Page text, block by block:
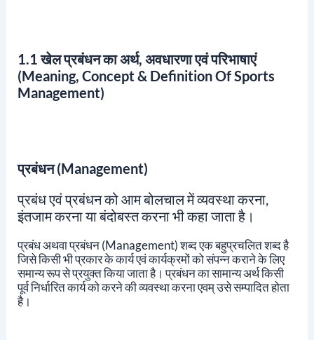
1.1 खेल प्रबंधन का अर्थ, अवधारणा एवं परिभाषाएं
(Meaning, Concept & Definition Of Sports
Management)
प्रबंधन (Management)
प्रबंध एवं प्रबंधन को आम बोलचाल में व्यवस्था करना,
इंतजाम करना या बंदोबस्त करना भी कहा जाता है।
प्रबंध अथवा प्रबंधन (Management) शब्द एक बहुप्रचलित शब्द है
जिसे किसी भी प्रकार के कार्य एवं कार्यक्रमों को संपन्न कराने के लिए
समान्य रूप से प्रयुक्त किया जाता है।प्रबंधन का सामान्य अर्थ किसी
पूर्व निर्धारित कार्य को करने की व्यवस्था करना एवम् उसे सम्पादित होता
है।